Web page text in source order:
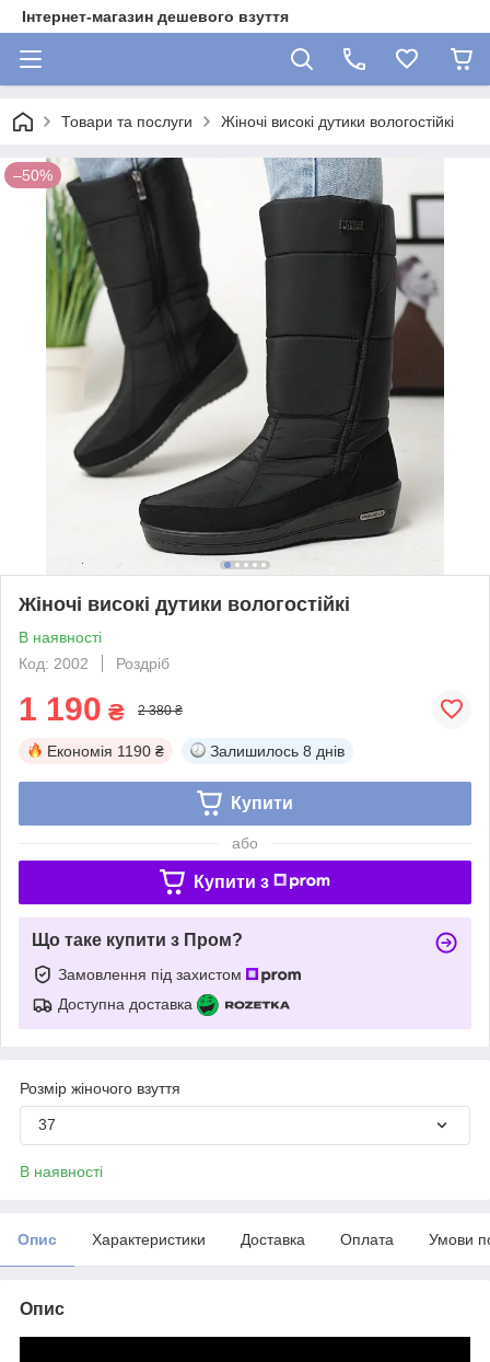
Інтернет-магазин дешевого взуття
Товари та послуги Жіночі високі дутики вологостійкі
–50%
Жіночі високі дутики вологостійкі
В наявності
Код: 2002
Роздріб
1 190 ₴ 2 380 ₴
Економія 1190 ₴ Залишилось 8 днів
Купити
або
Купити з
Що таке купити з Пром?
Замовлення під захистом
Доступна доставка
Розмір жіночого взуття
37
В наявності
Опис Характеристики Доставка Оплата Умови
Опис